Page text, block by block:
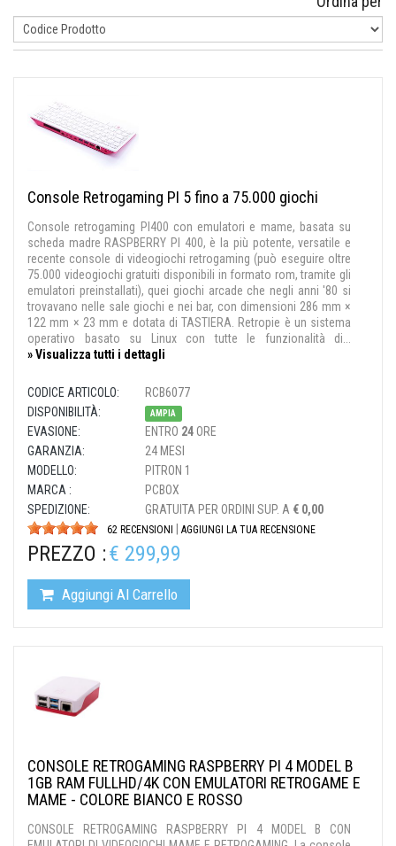
Console Retrogaming PI 5 fino a 75.000 giochi
Console retrogaming PI400 con emulatori e mame, basata su
scheda madre RASPBERRY PI 400, è la più potente, versatile e
recente console di videogiochi retrogaming (può eseguire oltre
75.000 videogiochi gratuiti disponibili in formato rom, tramite gli
emulatori preinstallati), quei giochi arcade che negli anni '80 si
trovavano nelle sale giochi e nei bar, con dimensioni 286 mm ×
122 mm × 23 mm e dotata di TASTIERA. Retropie è un sistema
operativo basato su Linux con tutte le funzionalità di...
» Visualizza tutti i dettagli
CODICE ARTICOLO:
RCB6077
DISPONIBILITÀ:
AMPIA
EVASIONE: ENTRO 24ORE
GARANZIA:
24 MESI
MODELLO:
PITRON 1
MARCA :
PCBOX
SPEDIZIONE:
GRATUITA PER ORDINI SUP. A € 0,00
62 RECENSIONI AGGIUNGI LA TUA RECENSIONE
PREZZO :€ 299,99
Aggiungi Al Carrello
CONSOLE RETROGAMING RASPBERRY PI 4 MODEL B
1GB RAM FULLHD/4K CON EMULATORI RETROGAME E
MAME - COLORE BIANCO E ROSSO
CONSOLE RETROGAMING RASPBERRY PI 4 MODEL B CON